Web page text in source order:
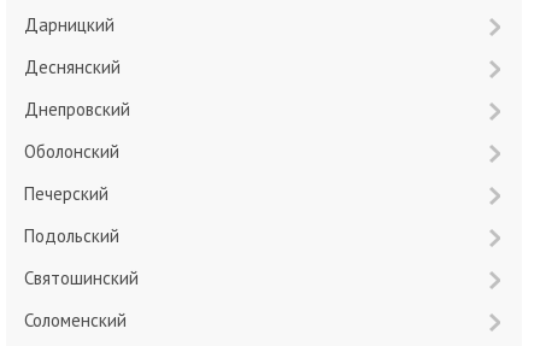
Дарницкий
Деснянский
Днепровский
Оболонский
Печерский
Подольский
Святошинский
Соломенский